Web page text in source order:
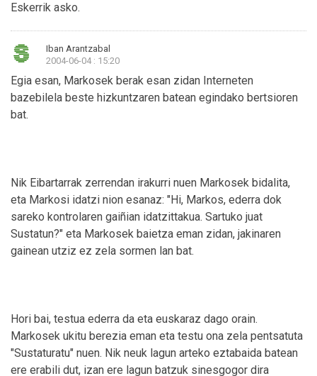
Eskerrik asko.
Iban Arantzabal
2004-06-04 : 15:20
Egia esan, Markosek berak esan zidan Interneten
bazebilela beste hizkuntzaren batean egindako bertsioren
bat.
Nik Eibartarrak zerrendan irakurri nuen Markosek bidalita,
eta Markosi idatzi nion esanaz: "Hi, Markos, ederra dok
sareko kontrolaren gaiñian idatzittakua. Sartuko juat
Sustatun?" eta Markosek baietza eman zidan, jakinaren
gainean utziz ez zela sormen lan bat.
Hori bai, testua ederra da eta euskaraz dago orain.
Markosek ukitu berezia eman eta testu ona zela pentsatuta
"Sustaturatu" nuen. Nik neuk lagun arteko eztabaida batean
ere erabili dut, izan ere lagun batzuk sinesgogor dira